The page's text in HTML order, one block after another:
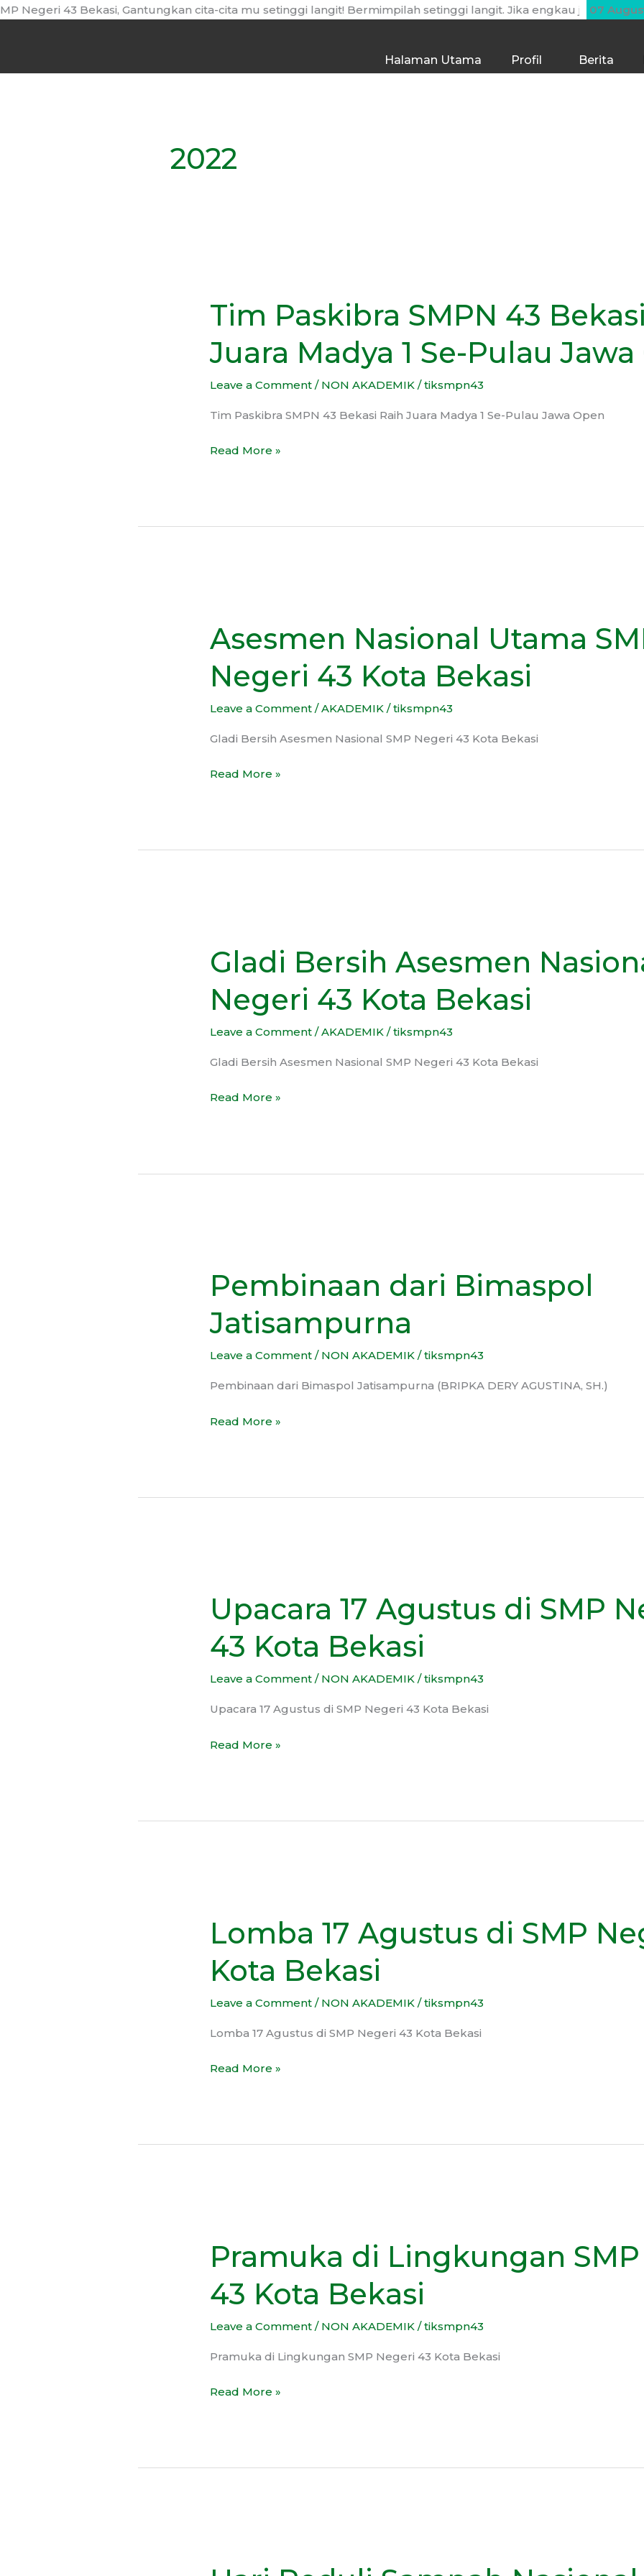
to
43 Bekasi, Gantungkan cita-cita mu setinggi langit! Bermimpilah setinggi langit. Jika engkau jatuh, engkau akan
07
Halaman Utama Profil Berita
2022
Tim Paskibra SMPN 43
Juara Madya 1 Se-Pulau
Leave a Comment / NON AKADEMIK /tiksmpn43
Tim Paskibra SMPN 43 Bekasi Raih Juara Madya 1 Se-Pulau Jawa Open
SMPN
43
Bekasi
Raih
Juara
Se-
Read More »
Asesmen Nasional Utama
Negeri 43 Kota Bekasi
Leave a Comment /AKADEMIK /tiksmpn43
Gladi Bersih Asesmen Nasional SMP Negeri 43 Kota Bekasi
Utama
SMP
Negeri
43
Kota
Read More »
Gladi Bersih Asesmen
Negeri 43 Kota Bekasi
Leave a Comment /AKADEMIK /tiksmpn43
Gladi Bersih Asesmen Nasional SMP Negeri 43 Kota Bekasi
Asesmen
Nasional
SMP
Negeri
43
Read More »
Pembinaan dari Bimaspol
Jatisampurna
Leave a Comment / NON AKADEMIK /tiksmpn43
Pembinaan dari Bimaspol Jatisampurna (BRIPKA DERY AGUSTINA, SH.)
Bimaspol
Jatisampurna
Read More »
Upacara 17 Agustus di SMP
43 Kota Bekasi
Leave a Comment / NON AKADEMIK /tiksmpn43
Upacara 17 Agustus di SMP Negeri 43 Kota Bekasi
Agustus
di
SMP
Negeri
43
Bekasi
Read More »
Lomba 17 Agustus di SMP
Kota Bekasi
Leave a Comment / NON AKADEMIK /tiksmpn43
Lomba 17 Agustus di SMP Negeri 43 Kota Bekasi
Agustus
di
SMP
Negeri
43
Read More »
Pramuka di Lingkungan
43 Kota Bekasi
Leave a Comment / NON AKADEMIK /tiksmpn43
Pramuka di Lingkungan SMP Negeri 43 Kota Bekasi
Lingkungan
SMP
Negeri
43
Kota
Read More »